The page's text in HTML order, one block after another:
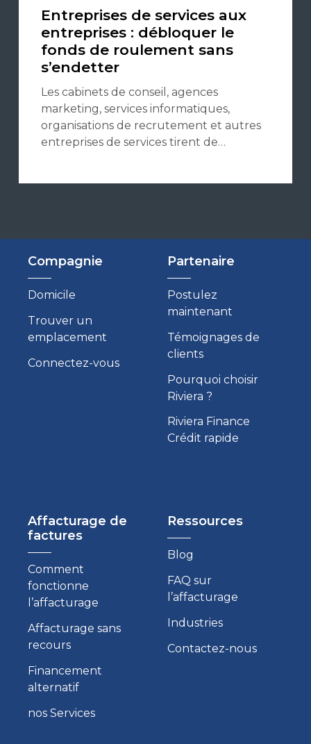
Entreprises de services aux
entreprises : débloquer le
fonds de roulement sans
s’endetter
Les cabinets de conseil, agences
marketing, services informatiques,
organisations de recrutement et autres
entreprises de services tirent de…
Compagnie
Domicile
Trouver un
emplacement
Connectez-vous
Partenaire
Postulez
maintenant
Témoignages de
clients
Pourquoi choisir
Riviera ?
Riviera Finance
Crédit rapide
Affacturage de
factures
Comment
fonctionne
l’affacturage
Affacturage sans
recours
Financement
alternatif
nos Services
Ressources
Blog
FAQ sur
l’affacturage
Industries
Contactez-nous